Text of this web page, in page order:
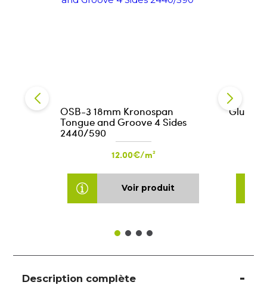
OSB-3 18mm Kronospan
Tongue and Groove 4 Sides
2440/590
12.00€/m²
Voir produit
Glue
Description complète